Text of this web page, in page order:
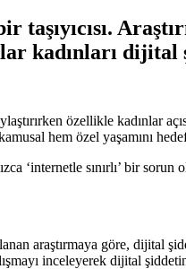
kadınları dijital
özellikle kadınlar
hem özel yaşamını
‘internetle sınırlı’ bir
araştırmaya göre, dijital
inceleyerek dijital